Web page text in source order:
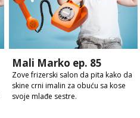
Mali Marko ep. 85
Zove frizerski salon da pita kako da
skine crni imalin za obuću sa kose
svoje mlađe sestre.